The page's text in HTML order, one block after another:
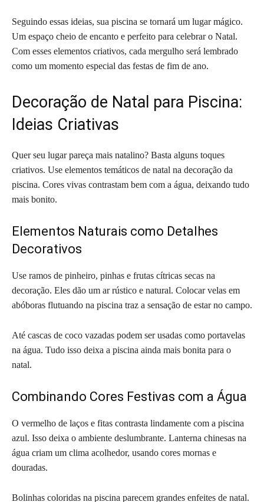
Seguindo essas ideias, sua piscina se tornará um lugar mágico.
Um espaço cheio de encanto e perfeito para celebrar o Natal.
Com esses elementos criativos, cada mergulho será lembrado
como um momento especial das festas de fim de ano.
Decoração de Natal para Piscina:
Ideias Criativas
Quer seu lugar pareça mais natalino? Basta alguns toques
criativos. Use elementos temáticos de natal na decoração da
piscina. Cores vivas contrastam bem com a água, deixando tudo
mais bonito.
Elementos Naturais como Detalhes
Decorativos
Use ramos de pinheiro, pinhas e frutas cítricas secas na
decoração. Eles dão um ar rústico e natural. Colocar velas em
abóboras flutuando na piscina traz a sensação de estar no campo.
Até cascas de coco vazadas podem ser usadas como portavelas
na água. Tudo isso deixa a piscina ainda mais bonita para o
natal.
Combinando Cores Festivas com a Água
O vermelho de laços e fitas contrasta lindamente com a piscina
azul. Isso deixa o ambiente deslumbrante. Lanterna chinesas na
água criam um clima acolhedor, usando cores mornas e
douradas.
Bolinhas coloridas na piscina parecem grandes enfeites de natal.